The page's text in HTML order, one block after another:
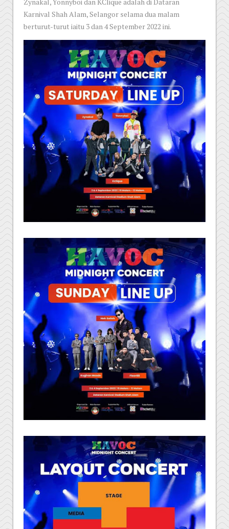
Karnival Shah Alam, Selangor selama dua malam
berturut-turut iaitu 3 dan 4 September 2022 ini.